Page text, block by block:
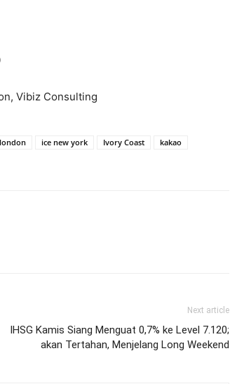
Vibiz Consulting
ice new york Ivory Coast
kakao
Next article
IHSG Kamis Siang Menguat 0,7% ke Level 7.120;
akan Tertahan, Menjelang Long Weekend